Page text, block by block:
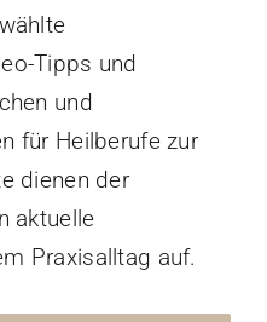
Tipps und
und
für Heilberufe zur
dienen der
aktuelle
Praxisalltag auf.